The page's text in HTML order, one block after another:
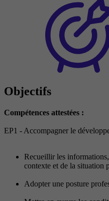
Objectifs
Compétences attestées :
EP1 - Accompagner le
Recueillir les
contexte et de la situation
Adopter une posture